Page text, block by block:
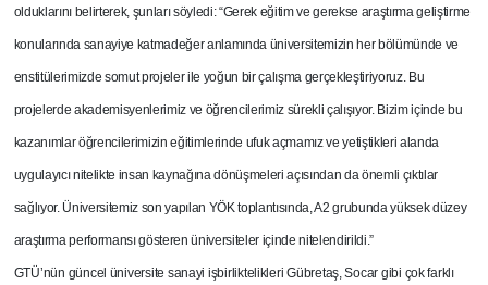
olduklarını belirterek, şunları söyledi: “Gerek eğitim ve gerekse araştırma geliştirme
konularında sanayiye katmadeğer anlamında üniversitemizin her bölümünde ve
enstitülerimizde somut projeler ile yoğun bir çalışma gerçekleştiriyoruz. Bu
projelerde akademisyenlerimiz ve öğrencilerimiz sürekli çalışıyor. Bizim içinde bu
kazanımlar öğrencilerimizin eğitimlerinde ufuk açmamız ve yetiştikleri alanda
uygulayıcı nitelikte insan kaynağına dönüşmeleri açısından da önemli çıktılar
sağlıyor. Üniversitemiz son yapılan YÖK toplantısında, A2 grubunda yüksek düzey
araştırma performansı gösteren üniversiteler içinde nitelendirildi.”
GTÜ’nün güncel üniversite sanayi işbirliktelikleri Gübretaş, Socar gibi çok farklı